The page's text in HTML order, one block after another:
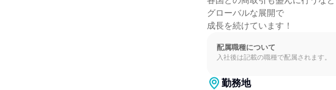
グローバルな展開で
成長を続けています！
配属職種について
入社後は記載の職種で配属されます。
勤務地